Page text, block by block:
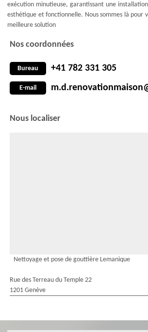
exécution minutieuse, garantissant une
esthétique et fonctionnelle. Nous sommes là pour
meilleure solution
Nos coordonnées
Bureau +41 782 331 305
E-mail
Nous localiser
Nettoyage et pose de gouttière Lemanique
Rue des Terreau du Temple 22
1201 Genève